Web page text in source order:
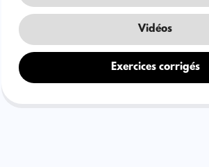
Vidéos
Exercices corrigés